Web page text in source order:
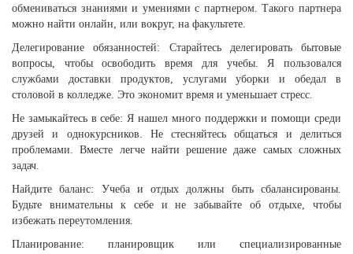
обмениваться знаниями и умениями с партнером. Такого партнера
можно найти онлайн, или вокруг, на факультете.
Делегирование обязанностей: Старайтесь делегировать бытовые
вопросы, чтобы освободить время для учебы. Я пользовался
службами доставки продуктов, услугами уборки и обедал в
столовой в колледже. Это экономит время и уменьшает стресс.
Не замыкайтесь в себе: Я нашел много поддержки и помощи среди
друзей и однокурсников. Не стесняйтесь общаться и делиться
проблемами. Вместе легче найти решение даже самых сложных
задач.
Найдите баланс: Учеба и отдых должны быть сбалансированы.
Будьте внимательны к себе и не забывайте об отдыхе, чтобы
избежать переутомления.
Планирование: планировщик или специализированные